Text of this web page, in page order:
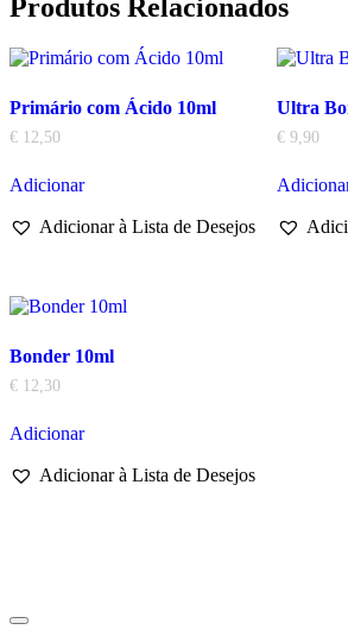
Produtos Relacionados
Primário com Ácido 10ml
€ 12,50
Adicionar
Adicionar à Lista de Desejos
Ultra
€9,90
Bonder 10ml
€ 12,30
Adicionar
Adicionar à Lista de Desejos